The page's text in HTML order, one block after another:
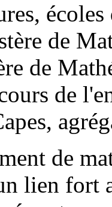
de
de
de
de
lien fort